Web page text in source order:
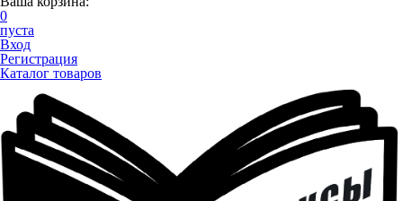
0
пуста
Вход
Регистрация
Каталог товаров